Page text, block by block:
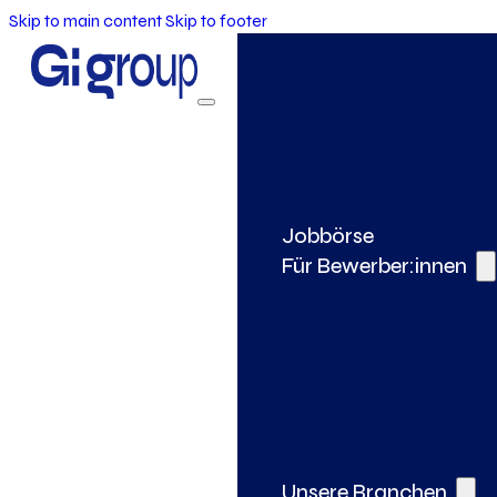
Skip to main contentSkip to footer
Jobbörse
Für Bewerber:innen